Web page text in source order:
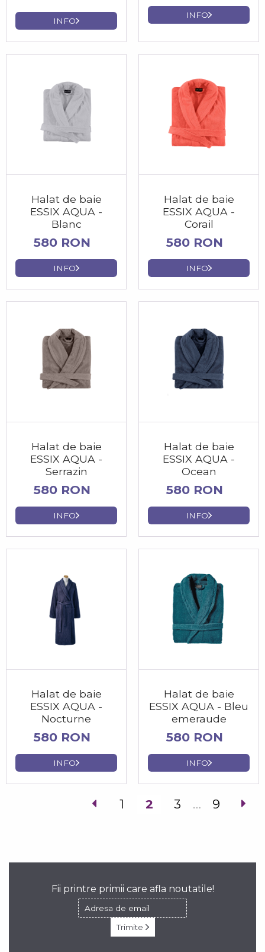
INFO
INFO
Halat de baie
ESSIX AQUA -
Blanc
580 RON
INFO
Halat de baie
ESSIX AQUA -
Corail
580 RON
INFO
Halat de baie
ESSIX AQUA -
Serrazin
580 RON
INFO
Halat de baie
ESSIX AQUA -
Ocean
580 RON
INFO
Halat de baie
ESSIX AQUA -
Nocturne
580 RON
INFO
Halat de baie
ESSIX AQUA - Bleu
emeraude
580 RON
INFO
1 2 3 … 9
Fii printre primii care afla noutatile!
Trimite